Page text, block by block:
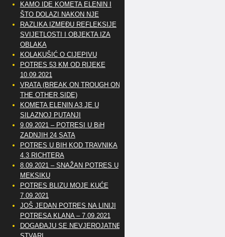
KAMO IDE KOMETA ELENIN I
ŠTO DOLAZI NAKON NJE
RAZLIKA IZMEĐU REFLEKSIJE
SVIJETLOSTI I OBJEKTA IZA
OBLAKA
KOLAKUŠIĆ O CIJEPIVU
POTRES 53 KM OD RIJEKE
10.09.2021
VRATA (BREAK ON TROUGH ON
THE OTHER SIDE)
KOMETA ELENIN A3 JE U
SILAZNOJ PUTANJI
9.09.2021 – POTRESI U BiH
ZADNJIH 24 SATA
POTRES U BIH KOD TRAVNIKA
4.3 RICHTERA
8.09.2021 – SNAŽAN POTRES U
MEKSIKU
POTRES BLIZU MOJE KUĆE
7.09.2021
JOŠ JEDAN POTRES NA LINIJI
POTRESA KLANA – 7.09.2021
DOGAĐAJU SE NEVJEROJATNE